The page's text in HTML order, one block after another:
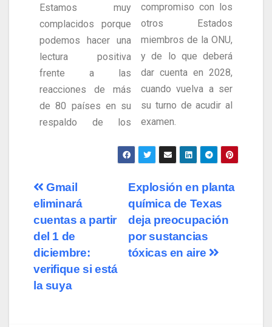
Estamos muy
complacidos porque
podemos hacer una
lectura positiva
frente a las
reacciones de más
de 80 países en su
respaldo de los
compromiso con los
otros Estados
miembros de la ONU,
y de lo que deberá
dar cuenta en 2028,
cuando vuelva a ser
su turno de acudir al
examen.
Explosión en planta
química de Texas
deja preocupación
por sustancias
tóxicas en aire
Gmail
eliminará
cuentas a partir
del 1 de
diciembre:
verifique si está
la suya